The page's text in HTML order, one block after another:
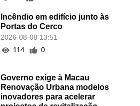
Incêndio em edifício junto às
Portas do Cerco
2026-08-08 13:51
114
0
Governo exige à Macau
Renovação Urbana modelos
inovadores para acelerar